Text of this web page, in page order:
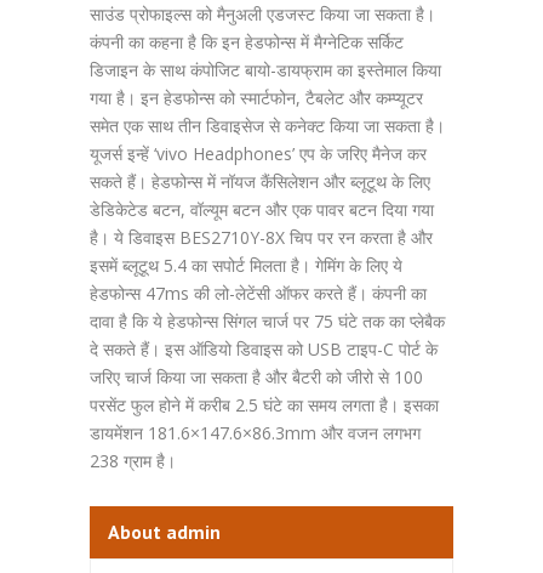
साउंड प्रोफाइल्स को मैनुअली एडजस्ट किया जा सकता है।
कंपनी का कहना है कि इन हेडफोन्स में मैग्नेटिक सर्किट
डिजाइन के साथ कंपोजिट बायो-डायफ्राम का इस्तेमाल किया
गया है। इन हेडफोन्स को स्मार्टफोन, टैबलेट और कम्प्यूटर
समेत एक साथ तीन डिवाइसेज से कनेक्ट किया जा सकता है।
यूजर्स इन्हें ‘vivo Headphones’ एप के जरिए मैनेज कर
सकते हैं। हेडफोन्स में नॉयज कैंसिलेशन और ब्लूटूथ के लिए
डेडिकेटेड बटन, वॉल्यूम बटन और एक पावर बटन दिया गया
है। ये डिवाइस BES2710Y-8X चिप पर रन करता है और
इसमें ब्लूटूथ 5.4 का सपोर्ट मिलता है। गेमिंग के लिए ये
हेडफोन्स 47ms की लो-लेटेंसी ऑफर करते हैं। कंपनी का
दावा है कि ये हेडफोन्स सिंगल चार्ज पर 75 घंटे तक का प्लेबैक
दे सकते हैं। इस ऑडियो डिवाइस को USB टाइप-C पोर्ट के
जरिए चार्ज किया जा सकता है और बैटरी को जीरो से 100
परसेंट फुल होने में करीब 2.5 घंटे का समय लगता है। इसका
डायमेंशन 181.6×147.6×86.3mm और वजन लगभग
238 ग्राम है।
About admin